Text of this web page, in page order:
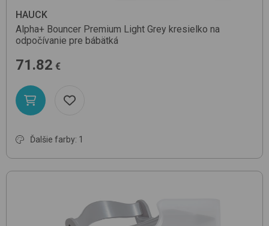
HAUCK
Alpha+ Bouncer Premium Light Grey kresielko na
odpočívanie pre bábätká
71.82 €
Ďalšie farby: 1